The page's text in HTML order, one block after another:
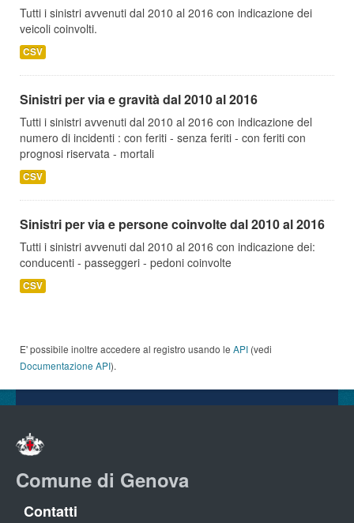
Tutti i sinistri avvenuti dal 2010 al 2016 con indicazione dei
veicoli coinvolti.
CSV
Sinistri per via e gravità dal 2010 al 2016
Tutti i sinistri avvenuti dal 2010 al 2016 con indicazione del
numero di incidenti : con feriti - senza feriti - con feriti con
prognosi riservata - mortali
CSV
Sinistri per via e persone coinvolte dal 2010 al 2016
Tutti i sinistri avvenuti dal 2010 al 2016 con indicazione dei:
conducenti - passeggeri - pedoni coinvolte
CSV
E' possibile inoltre accedere al registro usando le API (vedi
Documentazione API).
Comune di Genova
Contatti